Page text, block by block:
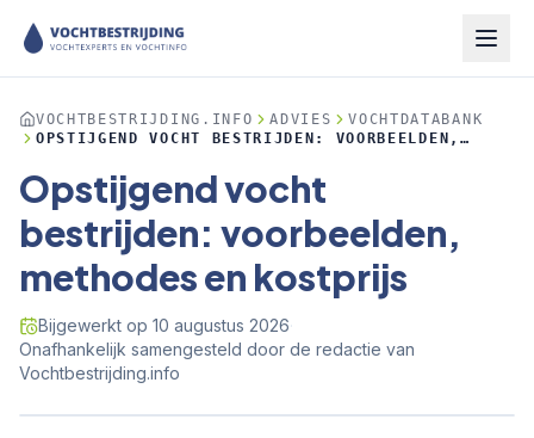
VOCHTBESTRIJDING.INFO ADVIES
VOCHTDATABANK
OPSTIJGEND VOCHT BESTRIJDEN: VOORBEELDEN,
Opstijgend vocht
bestrijden: voorbeelden,
methodes en kostprijs
Bijgewerkt op 10 augustus 2026·
Onafhankelijk samengesteld door de redactie van
Vochtbestrijding.info